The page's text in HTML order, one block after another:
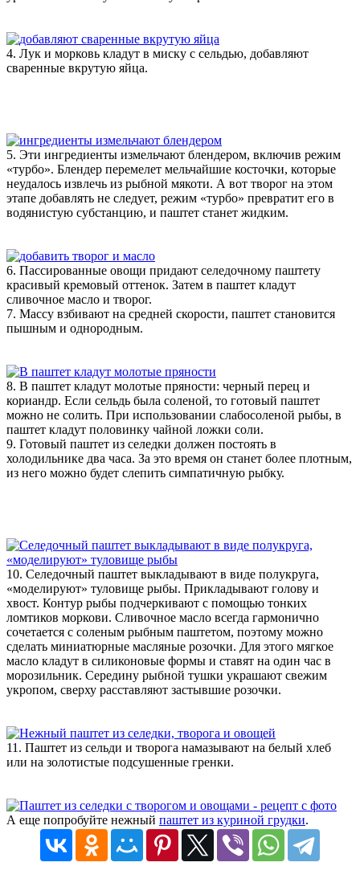
4. Лук и морковь кладут в миску с сельдью, добавляют
сваренные вкрутую яйца.
5. Эти ингредиенты измельчают блендером, включив режим
«турбо». Блендер перемелет мельчайшие косточки, которые
неудалось извлечь из рыбной мякоти. А вот творог на этом
этапе добавлять не следует, режим «турбо» превратит его в
водянистую субстанцию, и паштет станет жидким.
6. Пассированные овощи придают селедочному паштету
красивый кремовый оттенок. Затем в паштет кладут
сливочное масло и творог.
7. Массу взбивают на средней скорости, паштет становится
пышным и однородным.
8. В паштет кладут молотые пряности: черный перец и
кориандр. Если сельдь была соленой, то готовый паштет
можно не солить. При использовании слабосоленой рыбы, в
паштет кладут половинку чайной ложки соли.
9. Готовый паштет из селедки должен постоять в
холодильнике два часа. За это время он станет более плотным,
из него можно будет слепить симпатичную рыбку.
10. Селедочный паштет выкладывают в виде полукруга,
«моделируют» туловище рыбы. Прикладывают голову и
хвост. Контур рыбы подчеркивают с помощью тонких
ломтиков моркови. Сливочное масло всегда гармонично
сочетается с соленым рыбным паштетом, поэтому можно
сделать миниатюрные масляные розочки. Для этого мягкое
масло кладут в силиконовые формы и ставят на один час в
морозильник. Середину рыбной тушки украшают свежим
укропом, сверху расставляют застывшие розочки.
11. Паштет из сельди и творога намазывают на белый хлеб
или на золотистые подсушенные гренки.
А еще попробуйте нежный паштет из куриной грудки.